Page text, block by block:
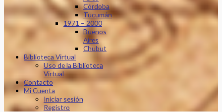
Córdoba
Tucumán
1971 – 2000
Buenos
Aires
Chubut
Biblioteca Virtual
Uso de la Biblioteca
Virtual
Contacto
Mi Cuenta
Iniciar sesión
Registro